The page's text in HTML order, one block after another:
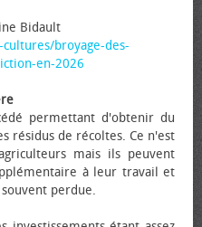
Bidault
broyage-des-
en-2026
permettant d'obtenir du
résidus de récoltes. Ce n'est
mais ils peuvent
à leur travail et
perdue.